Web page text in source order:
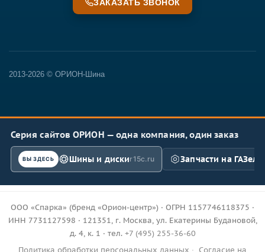
ЗАКАЗАТЬ ЗВОНОК
2013-2026 © ОРИОН-Шина
Серия сайтов ОРИОН — одна компания, один заказ
ВЫ ЗДЕСЬ Шины и дискиr15c.ru Запчасти на ГАЗель
ООО «Спарка» (бренд «Орион-центр») · ОГРН 1157746118375 ·
ИНН 7731127598 · 121351, г. Москва, ул. Екатерины Будановой,
д. 4, к. 1 · тел. +7 (495) 255-36-60